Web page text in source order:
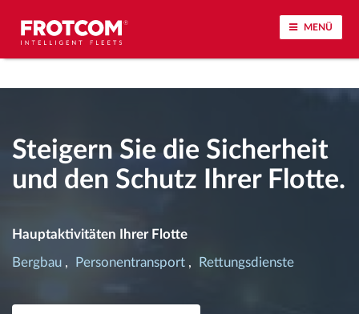
MENÜ
Vehicle tracking and sensor monitoring
Driving behavior analysis
Driving times monitoring
Remote Tacho Download
Steigern Sie die Sicherheit
und den Schutz Ihrer Flotte.
Hauptaktivitäten Ihrer Flotte
Bergbau Personentransport Rettungsdienste